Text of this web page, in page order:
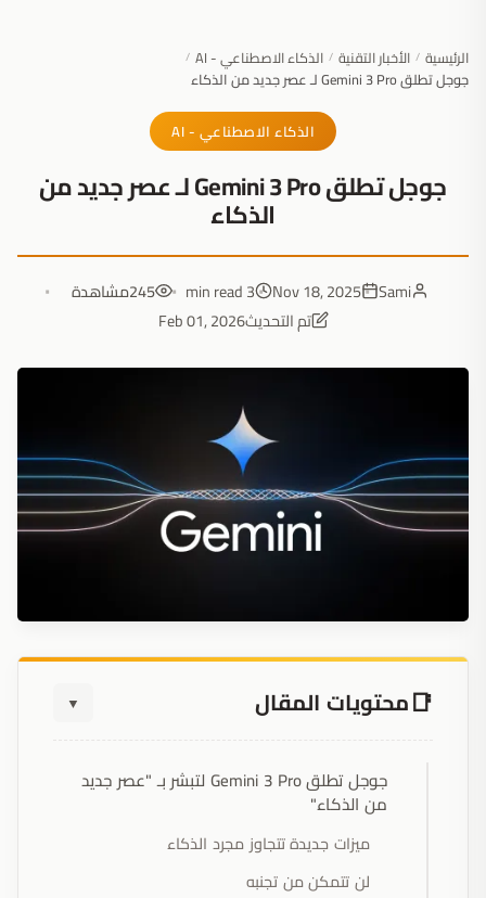
الرئيسية / الأخبار التقنية / الذكاء الاصطناعي - AI /
جوجل تطلق Gemini 3 Pro لـ عصر جديد من الذكاء
الذكاء الاصطناعي - AI
جوجل تطلق Gemini 3 Pro لـ عصر جديد من
الذكاء
Sami
Nov 18, 2025
3 min read
245مشاهدة
تم التحديثFeb 01, 2026
محتويات المقال ▼
جوجل تطلق Gemini 3 Pro لتبشر بـ "عصر جديد
من الذكاء"
ميزات جديدة تتجاوز مجرد الذكاء
لن تتمكن من تجنبه